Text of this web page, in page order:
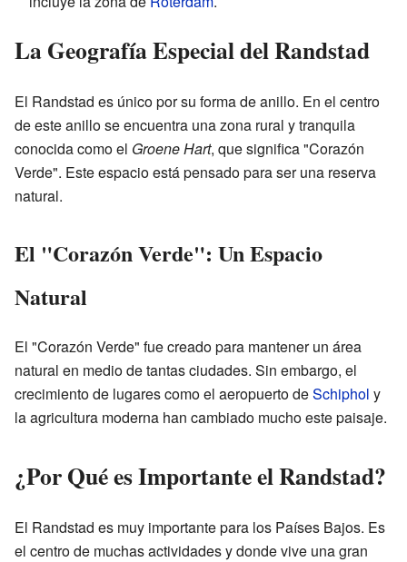
La Geografía Especial del Randstad
El Randstad es único por su forma de anillo. En el centro
de este anillo se encuentra una zona rural y tranquila
conocida como el Groene Hart, que significa "Corazón
Verde". Este espacio está pensado para ser una reserva
natural.
El "Corazón Verde": Un Espacio
Natural
El "Corazón Verde" fue creado para mantener un área
natural en medio de tantas ciudades. Sin embargo, el
crecimiento de lugares como el aeropuerto deSchiphol y
la agricultura moderna han cambiado mucho este paisaje.
¿Por Qué es Importante el Randstad?
El Randstad es muy importante para los Países Bajos. Es
el centro de muchas actividades y donde vive una gran